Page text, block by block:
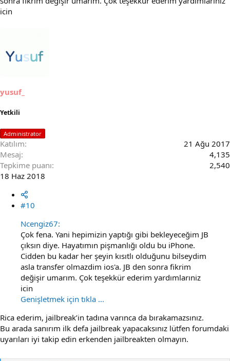
icin
yusuf_
Yetkili
Administrator
Katılım
21 Ağu 2017
Mesaj
4,135
Tepkime puanı
2,540
18 Haz 2018
#10
Ncengiz67:
Çok fena. Yani hepimizin yaptığı gibi bekleyeceğim JB
çıksın diye. Hayatımın pişmanlığı oldu bu iPhone.
Cidden bu kadar her şeyin kısıtlı olduğunu bilseydim
asla transfer olmazdim ios'a. JB den sonra fikrim
değişir umarım. Çok teşekkür ederim yardımlarıniz
icin
Genişletmek için tıkla ...
Rica ederim, jailbreak’in tadına varınca da bırakamazsınız.
Bu arada sanırım ilk defa jailbreak yapacaksınız lütfen forumdaki
uyarıları iyi takip edin erkenden jailbreakten olmayın.